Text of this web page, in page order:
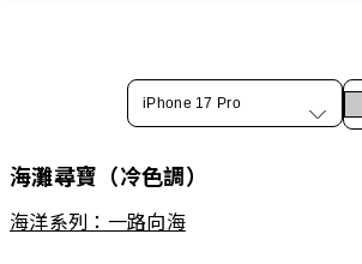
iPhone 17 Pro
海灘尋寶（冷色調）
海洋系列：一路向海